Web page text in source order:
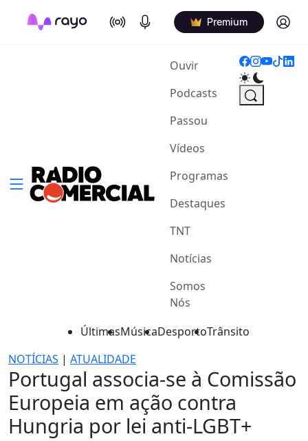
On Air Podcasts Premium Log in
Ouvir(current)
Podcasts
Passou
Vídeos
Programas
Destaques
TNT
Notícias
Somos
Nós
ÚltimasMúsicaDesportoTrânsito
NOTÍCIAS | ATUALIDADE
Portugal associa-se à Comissão
Europeia em ação contra
Hungria por lei anti-LGBT+